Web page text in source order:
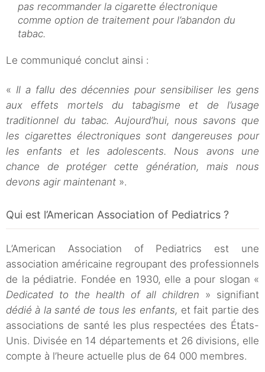
pas recommander la cigarette électronique
comme option de traitement pour l’abandon du
tabac.
Le communiqué conclut ainsi :
« Il a fallu des décennies pour sensibiliser les gens
aux effets mortels du tabagisme et de l’usage
traditionnel du tabac. Aujourd’hui, nous savons que
les cigarettes électroniques sont dangereuses pour
les enfants et les adolescents. Nous avons une
chance de protéger cette génération, mais nous
devons agir maintenant ».
Qui est l’American Association of Pediatrics ?
L’American Association of Pediatrics est une
association américaine regroupant des professionnels
de la pédiatrie. Fondée en 1930, elle a pour slogan «
Dedicated to the health of all children » signifiant
dédié à la santé de tous les enfants, et fait partie des
associations de santé les plus respectées des États-
Unis. Divisée en 14 départements et 26 divisions, elle
compte à l’heure actuelle plus de 64 000 membres.